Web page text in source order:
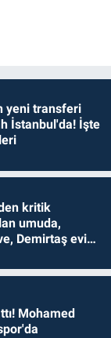
yeni transferi
İstanbul'da! İşte
kritik
umuda,
Demirtaş evine
Mohamed